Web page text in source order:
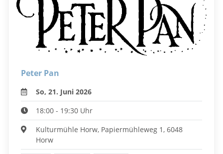
Peter Pan
So, 21. Juni 2026
18:00 - 19:30 Uhr
Kulturmühle Horw, Papiermühleweg 1, 6048
Horw